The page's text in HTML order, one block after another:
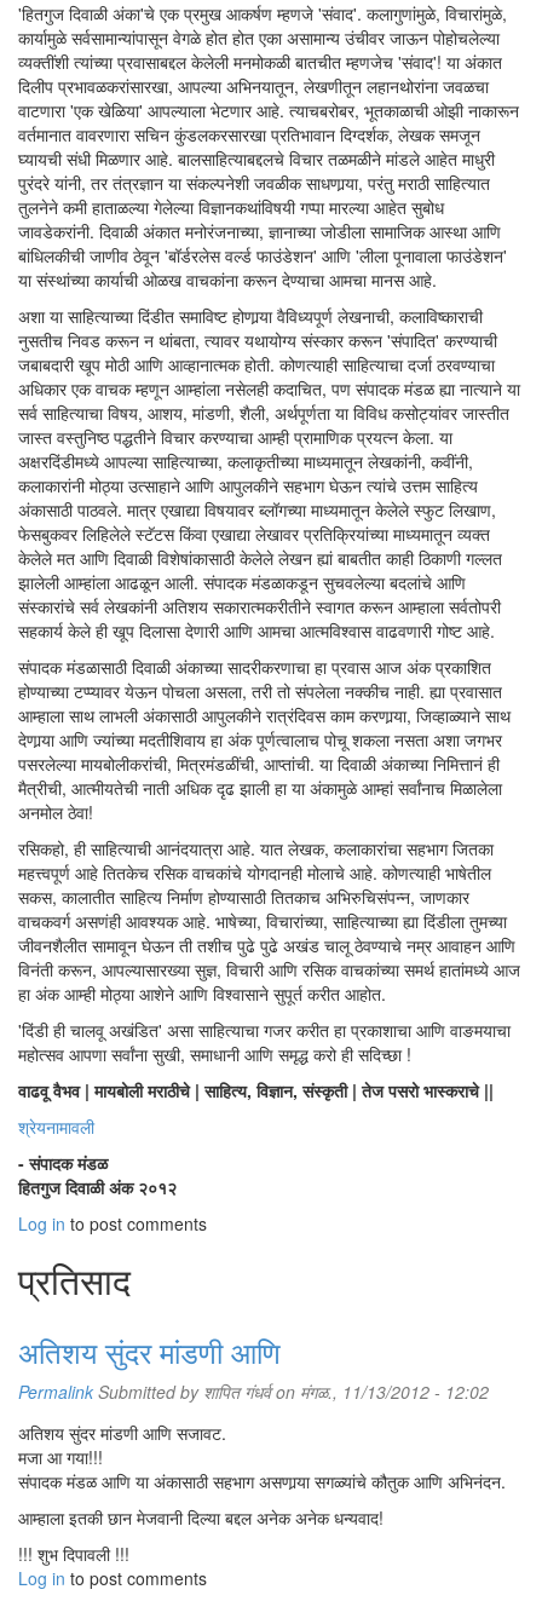
'हितगुज दिवाळी अंका'चे एक प्रमुख आकर्षण म्हणजे 'संवाद'. कलागुणांमुळे, विचारांमुळे,
कार्यामुळे सर्वसामान्यांपासून वेगळे होत होत एका असामान्य उंचीवर जाऊन पोहोचलेल्या
व्यक्तींशी त्यांच्या प्रवासाबद्दल केलेली मनमोकळी बातचीत म्हणजेच 'संवाद'! या अंकात
दिलीप प्रभावळकरांसारखा, आपल्या अभिनयातून, लेखणीतून लहानथोरांना जवळचा
वाटणारा 'एक खेळिया' आपल्याला भेटणार आहे. त्याचबरोबर, भूतकाळाची ओझी नाकारून
वर्तमानात वावरणारा सचिन कुंडलकरसारखा प्रतिभावान दिग्दर्शक, लेखक समजून
घ्यायची संधी मिळणार आहे. बालसाहित्याबद्दलचे विचार तळमळीने मांडले आहेत माधुरी
पुरंदरे यांनी, तर तंत्रज्ञान या संकल्पनेशी जवळीक साधणार्‍या, परंतु मराठी साहित्यात
तुलनेने कमी हाताळल्या गेलेल्या विज्ञानकथांविषयी गप्पा मारल्या आहेत सुबोध
जावडेकरांनी. दिवाळी अंकात मनोरंजनाच्या, ज्ञानाच्या जोडीला सामाजिक आस्था आणि
बांधिलकीची जाणीव ठेवून 'बॉर्डरलेस वर्ल्ड फाउंडेशन' आणि 'लीला पूनावाला फाउंडेशन'
या संस्थांच्या कार्याची ओळख वाचकांना करून देण्याचा आमचा मानस आहे.
अशा या साहित्याच्या दिंडीत समाविष्ट होणार्‍या वैविध्यपूर्ण लेखनाची, कलाविष्काराची
नुसतीच निवड करून न थांबता, त्यावर यथायोग्य संस्कार करून 'संपादित' करण्याची
जबाबदारी खूप मोठी आणि आव्हानात्मक होती. कोणत्याही साहित्याचा दर्जा ठरवण्याचा
अधिकार एक वाचक म्हणून आम्हांला नसेलही कदाचित, पण संपादक मंडळ ह्या नात्याने या
सर्व साहित्याचा विषय, आशय, मांडणी, शैली, अर्थपूर्णता या विविध कसोट्यांवर जास्तीत
जास्त वस्तुनिष्ठ पद्धतीने विचार करण्याचा आम्ही प्रामाणिक प्रयत्न केला. या
अक्षरदिंडीमध्ये आपल्या साहित्याच्या, कलाकृतीच्या माध्यमातून लेखकांनी, कवींनी,
कलाकारांनी मोठ्या उत्साहाने आणि आपुलकीने सहभाग घेऊन त्यांचे उत्तम साहित्य
अंकासाठी पाठवले. मात्र एखाद्या विषयावर ब्लॉगच्या माध्यमातून केलेले स्फुट लिखाण,
फेसबुकवर लिहिलेले स्टॅटस किंवा एखाद्या लेखावर प्रतिक्रियांच्या माध्यमातून व्यक्त
केलेले मत आणि दिवाळी विशेषांकासाठी केलेले लेखन ह्यां बाबतीत काही ठिकाणी गल्लत
झालेली आम्हांला आढळून आली. संपादक मंडळाकडून सुचवलेल्या बदलांचे आणि
संस्कारांचे सर्व लेखकांनी अतिशय सकारात्मकरीतीने स्वागत करून आम्हाला सर्वतोपरी
सहकार्य केले ही खूप दिलासा देणारी आणि आमचा आत्मविश्वास वाढवणारी गोष्ट आहे.
संपादक मंडळासाठी दिवाळी अंकाच्या सादरीकरणाचा हा प्रवास आज अंक प्रकाशित
होण्याच्या टप्प्यावर येऊन पोचला असला, तरी तो संपलेला नक्कीच नाही. ह्या प्रवासात
आम्हाला साथ लाभली अंकासाठी आपुलकीने रात्रंदिवस काम करणार्‍या, जिव्हाळ्याने साथ
देणार्‍या आणि ज्यांच्या मदतीशिवाय हा अंक पूर्णत्वालाच पोचू शकला नसता अशा जगभर
पसरलेल्या मायबोलीकरांची, मित्रमंडळींची, आप्तांची. या दिवाळी अंकाच्या निमित्तानं ही
मैत्रीची, आत्मीयतेची नाती अधिक दृढ झाली हा या अंकामुळे आम्हां सर्वांनाच मिळालेला
अनमोल ठेवा!
रसिकहो, ही साहित्याची आनंदयात्रा आहे. यात लेखक, कलाकारांचा सहभाग जितका
महत्त्वपूर्ण आहे तितकेच रसिक वाचकांचे योगदानही मोलाचे आहे. कोणत्याही भाषेतील
सकस, कालातीत साहित्य निर्माण होण्यासाठी तितकाच अभिरुचिसंपन्न, जाणकार
वाचकवर्ग असणंही आवश्यक आहे. भाषेच्या, विचारांच्या, साहित्याच्या ह्या दिंडीला तुमच्या
जीवनशैलीत सामावून घेऊन ती तशीच पुढे पुढे अखंड चालू ठेवण्याचे नम्र आवाहन आणि
विनंती करून, आपल्यासारख्या सुज्ञ, विचारी आणि रसिक वाचकांच्या समर्थ हातांमध्ये आज
हा अंक आम्ही मोठ्या आशेने आणि विश्वासाने सुपूर्त करीत आहोत.
'दिंडी ही चालवू अखंडित' असा साहित्याचा गजर करीत हा प्रकाशाचा आणि वाङमयाचा
महोत्सव आपणा सर्वांना सुखी, समाधानी आणि समृद्ध करो ही सदिच्छा !
वाढवू वैभव | मायबोली मराठीचे | साहित्य, विज्ञान, संस्कृती | तेज पसरो भास्कराचे ||
श्रेयनामावली
- संपादक मंडळ
हितगुज दिवाळी अंक २०१२
Log in to post comments
प्रतिसाद
अतिशय सुंदर मांडणी आणि
Permalink Submitted by शापित गंधर्वon मंगळ., 11/13/2012 - 12:02
अतिशय सुंदर मांडणी आणि सजावट.
मजा आ गया!!!
संपादक मंडळ आणि या अंकासाठी सहभाग असणार्‍या सगळ्यांचे कौतुक आणि अभिनंदन.
आम्हाला इतकी छान मेजवानी दिल्या बद्दल अनेक अनेक धन्यवाद!
!!! शुभ दिपावली !!!
Log in to post comments